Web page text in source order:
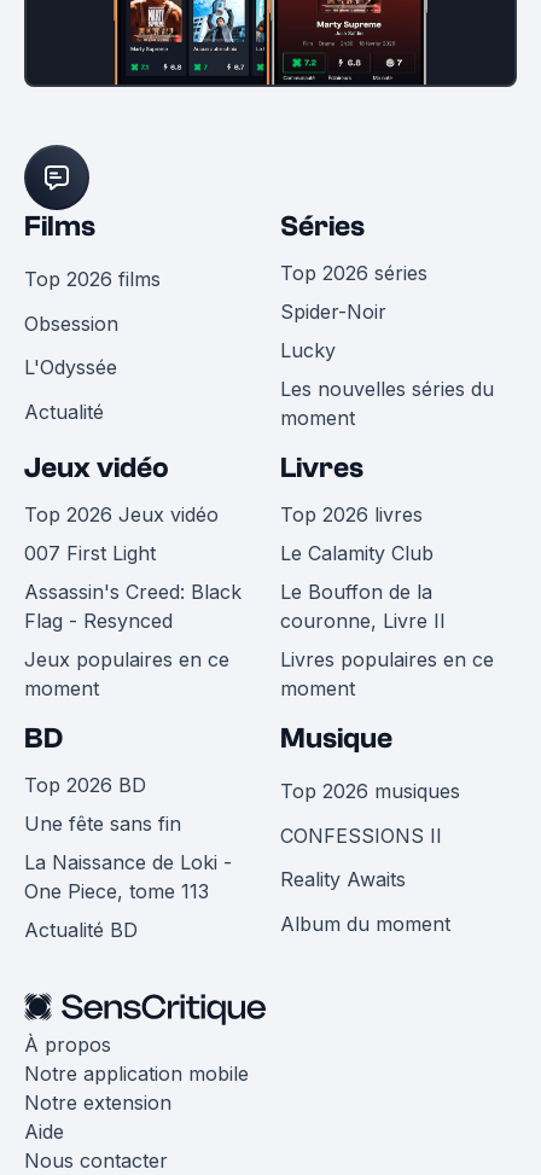
Films
Top 2026 films
Obsession
L'Odyssée
Actualité
Séries
Top 2026 séries
Spider-Noir
Lucky
Les nouvelles séries du
moment
Jeux vidéo
Top 2026 Jeux vidéo
007 First Light
Assassin's Creed: Black
Flag - Resynced
Jeux populaires en ce
moment
Livres
Top 2026 livres
Le Calamity Club
Le Bouffon de la
couronne, Livre II
Livres populaires en ce
moment
BD
Top 2026 BD
Une fête sans fin
La Naissance de Loki -
One Piece, tome 113
Actualité BD
Musique
Top 2026 musiques
CONFESSIONS II
Reality Awaits
Album du moment
À propos
Notre application mobile
Notre extension
Aide
Nous contacter